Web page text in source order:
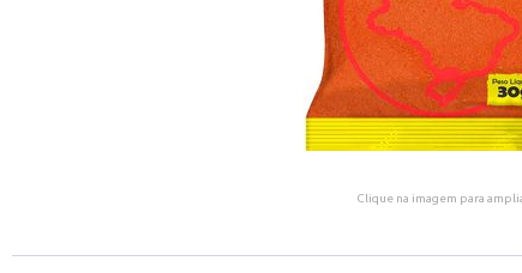
Clique na imagem para